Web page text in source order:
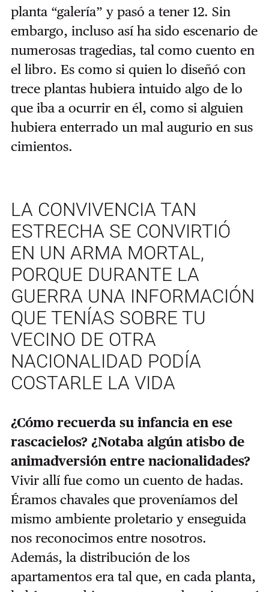
planta “galería” y pasó a tener 12. Sin
embargo, incluso así ha sido escenario de
numerosas tragedias, tal como cuento en
el libro. Es como si quien lo diseñó con
trece plantas hubiera intuido algo de lo
que iba a ocurrir en él, como si alguien
hubiera enterrado un mal augurio en sus
cimientos.
LA CONVIVENCIA TAN
ESTRECHA SE CONVIRTIÓ
EN UN ARMA MORTAL,
PORQUE DURANTE LA
GUERRA UNA INFORMACIÓN
QUE TENÍAS SOBRE TU
VECINO DE OTRA
NACIONALIDAD PODÍA
COSTARLE LA VIDA
¿Cómo recuerda su infancia en ese
rascacielos? ¿Notaba algún atisbo de
animadversión entre nacionalidades?
Vivir allí fue como un cuento de hadas.
Éramos chavales que proveníamos del
mismo ambiente proletario y enseguida
nos reconocimos entre nosotros.
Además, la distribución de los
apartamentos era tal que, en cada planta,